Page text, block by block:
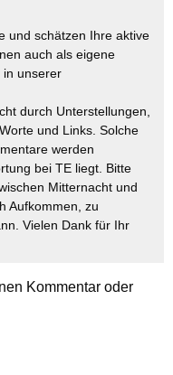
und schätzen Ihre aktive
auch als eigene
in unserer
durch Unterstellungen,
und Links. Solche
werden
bei TE liegt. Bitte
Mitternacht und
Aufkommen, zu
Vielen Dank für Ihr
Kommentar oder